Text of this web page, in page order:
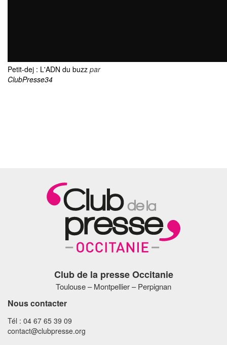
Petit-dej : L'ADN du buzz par
ClubPresse34
Club de la presse Occitanie
Toulouse – Montpellier – Perpignan
Nous contacter
Tél : 04 67 65 39 09
contact@clubpresse.org